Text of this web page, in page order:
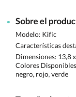
Sobre el
Modelo: Kific
Características
Dimensiones: 13,8
Colores
negro, rojo, verde